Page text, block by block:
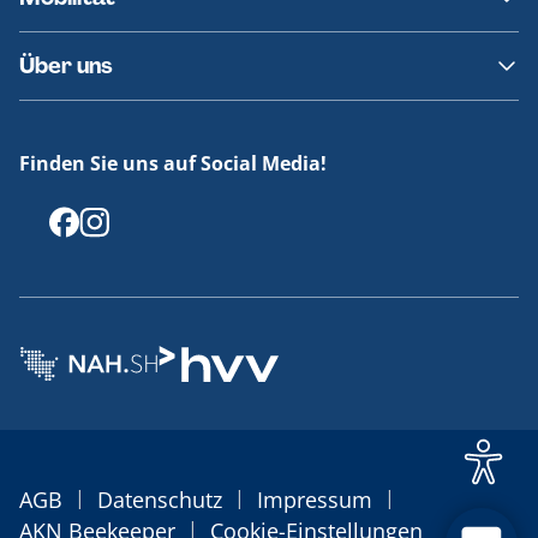
Fundsachen
Häufige Fragen
Barrierefreies Reisen
Erklärung Barrierefreiheit
Über uns
Offenlegungen
Finden Sie uns auf Social Media!
AGB | Datenschutz | Impressum |
AKN Beekeeper | Cookie-Einstellungen